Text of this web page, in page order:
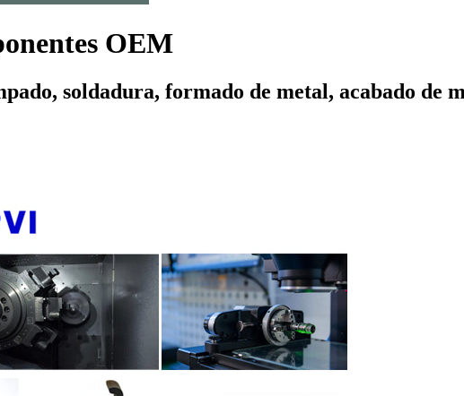
OEM
soldadura, formado de metal, acabado de